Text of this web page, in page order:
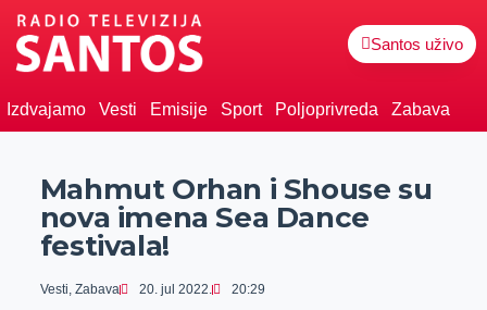
Santos uživo
Izdvajamo Vesti Emisije Sport Poljoprivreda Zabava
Mahmut Orhan i Shouse su
nova imena Sea Dance
festivala!
Vesti, Zabava 20. jul 2022. 20:29